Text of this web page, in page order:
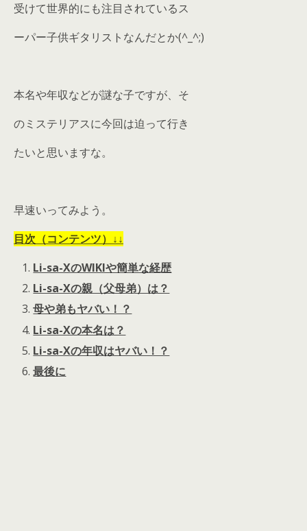
受けて世界的にも注目されているス
ーパー子供ギタリストなんだとか(^_^;)
本名や年収などが謎な子ですが、そ
のミステリアスに今回は迫って行き
たいと思いますな。
早速いってみよう。
目次（コンテンツ）↓↓
Li-sa-XのWIKIや簡単な経歴
Li-sa-Xの親（父母弟）は？
母や弟もヤバい！？
Li-sa-Xの本名は？
Li-sa-Xの年収はヤバい！？
最後に